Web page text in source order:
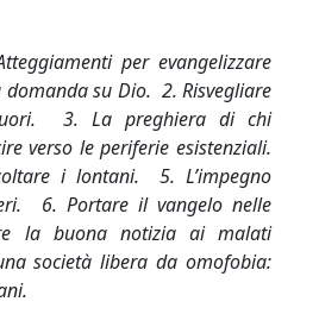
per evangelizzare
su Dio. 2. Risvegliare
3. La preghiera di chi
verso le periferie esistenziali.
i lontani. 5. L’impegno
6. Portare il vangelo nelle
la buona notizia ai malati
società libera da omofobia: